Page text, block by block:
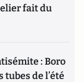
fait du
: Boro
tubes de l’été